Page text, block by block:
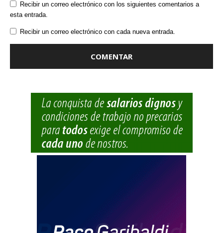
Recibir un correo electrónico con los siguientes comentarios a
esta entrada.
Recibir un correo electrónico con cada nueva entrada.